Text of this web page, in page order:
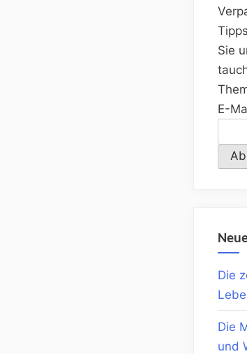
Sie
E-
Die
Die
und